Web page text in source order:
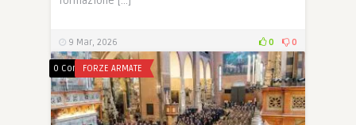
9 Mar, 2026 0 0
0 CommentsFORZE ARMATE